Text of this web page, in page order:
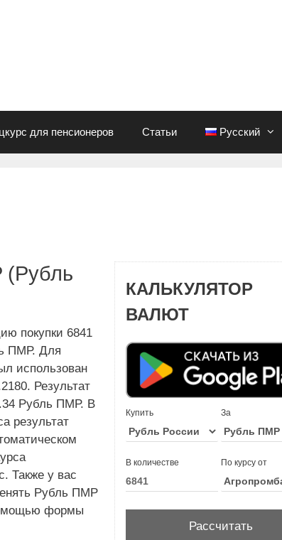
для пенсионеров Статьи Русский
(Рубль
покупки 6841
ПМР. Для
использован
Результат
Рубль ПМР. В
результат
Также у вас
Рубль ПМР
формы
КАЛЬКУЛЯТОР
ВАЛЮТ
Купить За
В количестве По курсу от